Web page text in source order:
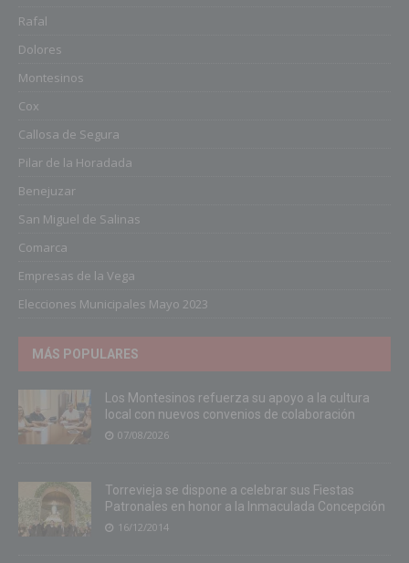
Rafal
Dolores
Montesinos
Cox
Callosa de Segura
Pilar de la Horadada
Benejuzar
San Miguel de Salinas
Comarca
Empresas de la Vega
Elecciones Municipales Mayo 2023
MÁS POPULARES
Los Montesinos refuerza su apoyo a la cultura
local con nuevos convenios de colaboración
07/08/2026
Torrevieja se dispone a celebrar sus Fiestas
Patronales en honor a la Inmaculada Concepción
16/12/2014